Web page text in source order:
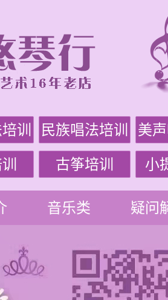
训 民族唱法培训 美
古筝培训 小
音乐类 疑问